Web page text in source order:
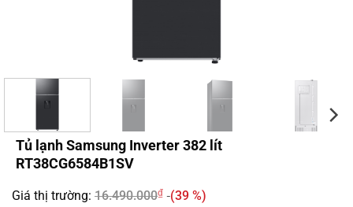
Tủ lạnh Samsung Inverter 382 lít
RT38CG6584B1SV
Giá thị trường: 16.490.000₫
(39 %)